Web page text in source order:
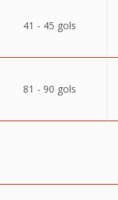
41 - 45 gols
81 - 90 gols